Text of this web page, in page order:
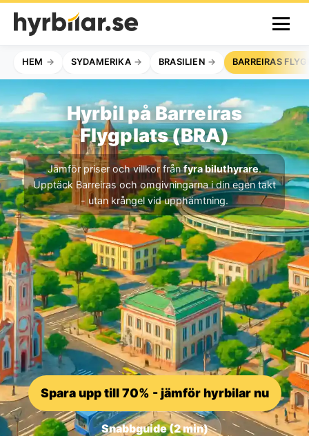
HEM SYDAMERIKA BRASILIEN BARREIRAS
Hyrbil på Barreiras
Flygplats (BRA)
Jämför priser och villkor frånfyra biluthyrare.
Upptäck Barreiras och omgivningarna i din egen takt
- utan krångel vid upphämtning.
Spara upp till 70% - jämför hyrbilar nu
Snabbguide (2 min)